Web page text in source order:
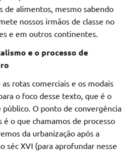
de alimentos, mesmo sabendo
nossos irmãos de classe no
e em outros continentes.
e o processo de
rotas comerciais e os modais
o foco desse texto, que é o
O ponto de convergência
é o que chamamos de processo
da urbanização após a
séc XVI (para aprofundar nesse